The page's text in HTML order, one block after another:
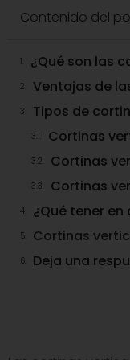
Contenido del
¿Qué son las
Ventajas de
Tipos de
Cortinas
Cortinas
Cortinas
¿Qué tener
Cortinas
Deja una